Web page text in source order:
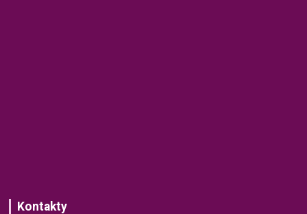
Kontakty